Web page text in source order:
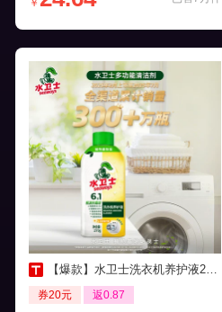
￥
【爆款】水卫士洗衣机养护液270ml*3瓶装
券20元 返0.87